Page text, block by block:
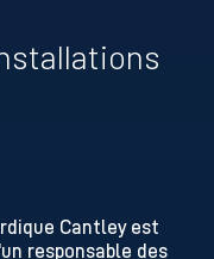
Cantley est
responsable des